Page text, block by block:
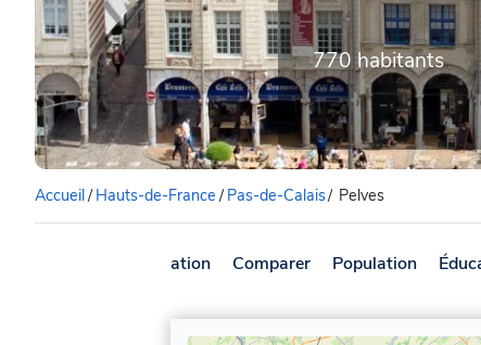
770 habitants
Accueil/ Hauts-de-France/ Pas-de-Calais/ Pelves
Présentation Comparer Population